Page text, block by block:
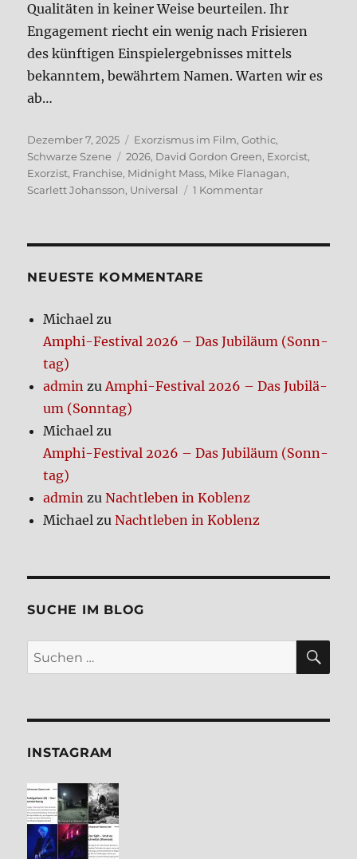
Qua­li­tä­ten in kei­ner Wei­se beur­tei­len. Ihr
Enga­ge­ment riecht ein wenig nach Fri­sie­ren
des künf­ti­gen Ein­spiel­ergeb­nis­ses mit­tels
bekann­tem, bewähr­tem Namen. War­ten wir es
ab…
Veröffentlicht
am
Dezember 7, 2025 Kategorien
Exorzismus im Film,Gothic,
Schwarze Szene
Schlagwörter
2026, David Gordon Green, Exorcist,
Exorzist, Franchise, Midnight Mass, Mike Flanagan,
Scarlett Johansson, Universal 1 Kommentarzu
rei­
NEUE­STE KOM­MEN­TA­RE
Michael zu
Amphi-Festi­val 2026 – Das Jubi­lä­um (Sonn­
tag)
admin zuAmphi-Festi­val 2026 – Das Jubi­lä­
um (Sonn­tag)
Michael zu
Amphi-Festi­val 2026 – Das Jubi­lä­um (Sonn­
tag)
admin zuNacht­le­ben in Koblenz
Michael zuNacht­le­ben in Koblenz
SUCHE IM BLOG
Suchen
nach:
INSTA­GRAM